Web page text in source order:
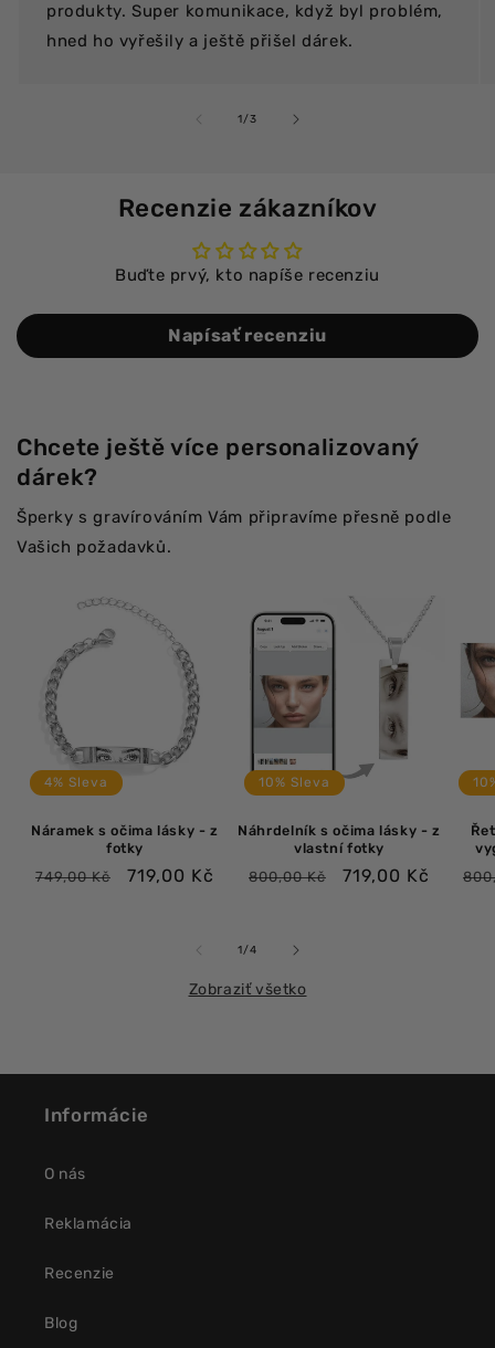
produkty. Super komunikace, když byl problém,
hned ho vyřešily a ještě přišel dárek.
1/z3
Recenzie zákazníkov
Buďte prvý, kto napíše recenziu
Napísať recenziu
Chcete ještě více personalizovaný
dárek?
Šperky s gravírováním Vám připravíme přesně podle
Vašich požadavků.
4% Sleva
Náramek s očima lásky - z
fotky
Bežná
749,00 Kč
Výpredajová
719,00 Kč
10% Sleva
Náhrdelník s očima lásky - z
vlastní fotky
Bežná
800,00 Kč
Výpredajová
719,00 Kč
1/z4
Zobraziť všetko
Informácie
O nás
Reklamácia
Recenzie
Blog